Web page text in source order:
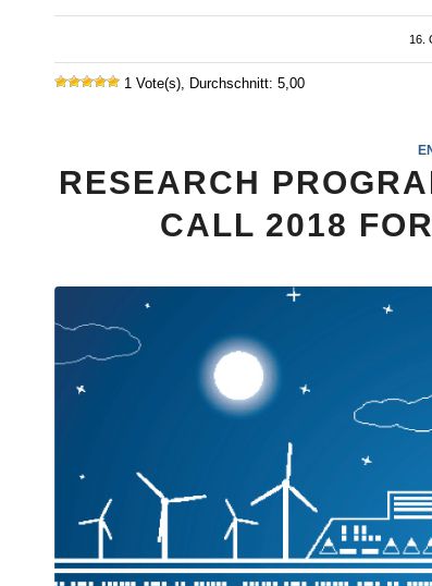
16.
1 Vote(s), Durchschnitt: 5,00
RESEARCH
CALL 2018